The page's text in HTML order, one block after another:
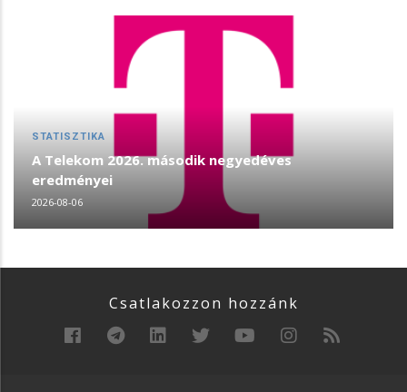
STATISZTIKA
A Telekom 2026. második negyedéves
eredményei
2026-08-06
Csatlakozzon hozzánk